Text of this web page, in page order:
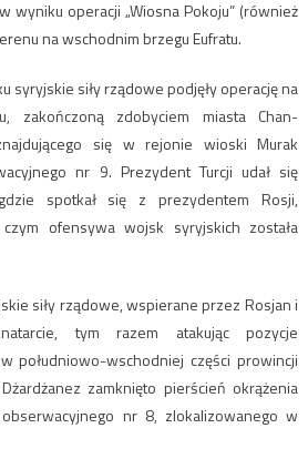
w wyniku operacji „Wiosna Pokoju” (również
na wschodnim brzegu Eufratu.
syryjskie siły rządowe podjęły operację na
zakończoną zdobyciem miasta Chan-
się w rejonie wioski Murak
nr 9. Prezydent Turcji udał się
spotkał się z prezydentem Rosji,
ofensywa wojsk syryjskich została
siły rządowe, wspierane przez Rosjan i
tym razem atakując pozycje
południowo-wschodniej części prowincji
zamknięto pierścień okrążenia
nr 8, zlokalizowanego w